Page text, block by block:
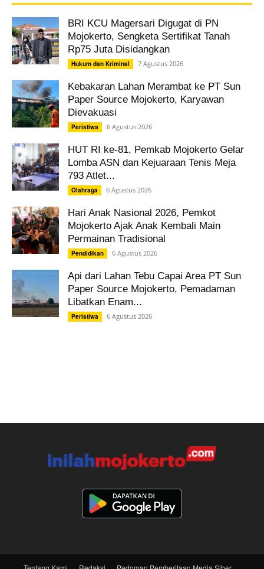
BRI KCU Magersari Digugat di PN
Mojokerto, Sengketa Sertifikat Tanah
Rp75 Juta Disidangkan
Hukum dan Kriminal 7 Agustus 2026
Kebakaran Lahan Merambat ke PT Sun
Paper Source Mojokerto, Karyawan
Dievakuasi
Peristiwa 6 Agustus 2026
HUT RI ke-81, Pemkab Mojokerto Gelar
Lomba ASN dan Kejuaraan Tenis Meja
793 Atlet...
Olahraga 6 Agustus 2026
Hari Anak Nasional 2026, Pemkot
Mojokerto Ajak Anak Kembali Main
Permainan Tradisional
Pendidikan 6 Agustus 2026
Api dari Lahan Tebu Capai Area PT Sun
Paper Source Mojokerto, Pemadaman
Libatkan Enam...
Peristiwa 6 Agustus 2026